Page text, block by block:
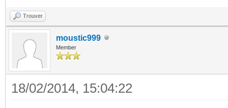
Trouver
moustic999
Member
18/02/2014, 15:04:22